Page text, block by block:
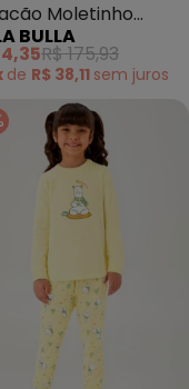
Moletinho
BULLA
R$ 175,93
de R$ 38,11 sem juros